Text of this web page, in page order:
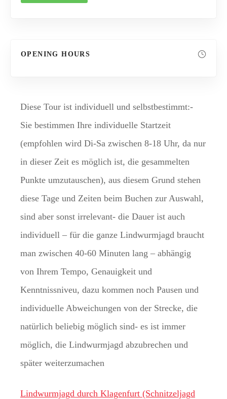
OPENING HOURS
Diese Tour ist individuell und selbstbestimmt:-
Sie bestimmen Ihre individuelle Startzeit
(empfohlen wird Di-Sa zwischen 8-18 Uhr, da nur
in dieser Zeit es möglich ist, die gesammelten
Punkte umzutauschen), aus diesem Grund stehen
diese Tage und Zeiten beim Buchen zur Auswahl,
sind aber sonst irrelevant- die Dauer ist auch
individuell – für die ganze Lindwurmjagd braucht
man zwischen 40-60 Minuten lang – abhängig
von Ihrem Tempo, Genauigkeit und
Kenntnissniveu, dazu kommen noch Pausen und
individuelle Abweichungen von der Strecke, die
natürlich beliebig möglich sind- es ist immer
möglich, die Lindwurmjagd abzubrechen und
später weiterzumachen
Lindwurmjagd durch Klagenfurt (Schnitzeljagd